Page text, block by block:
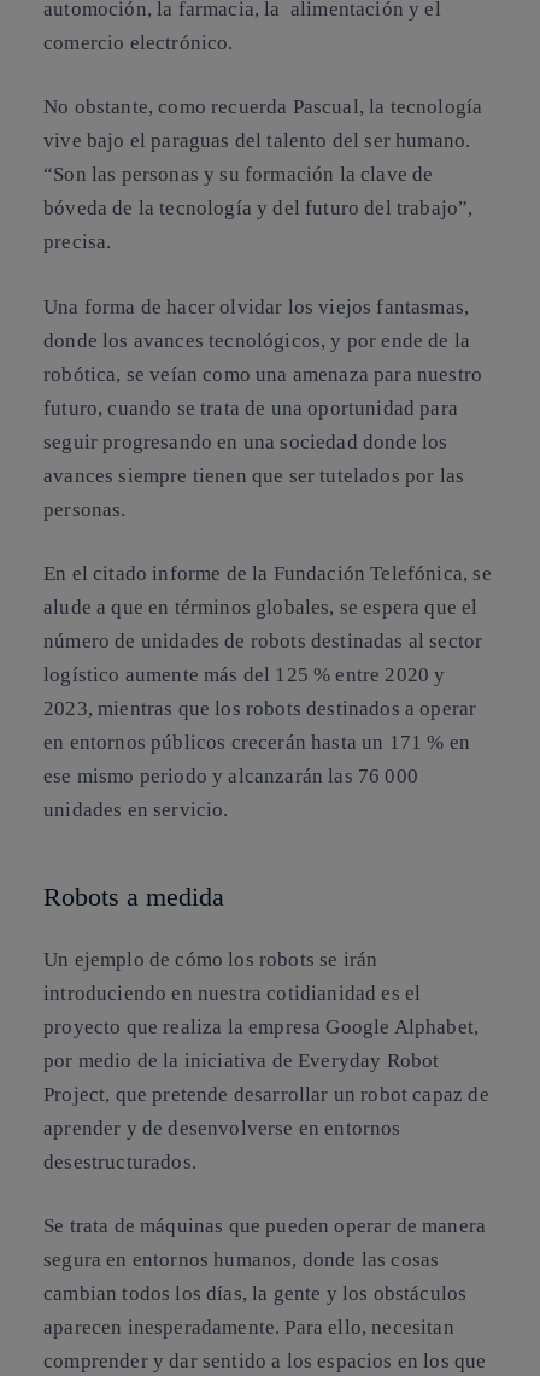
automoción, la farmacia, la alimentación y el
comercio electrónico.
No obstante, como recuerda Pascual, la tecnología
vive bajo el paraguas deltalento del ser humano.
“Son las personas y su formación la clave de
bóveda de la tecnología y del futuro del trabajo”,
precisa.
Una forma de hacer olvidar los viejos fantasmas,
donde los avances tecnológicos, y por ende de la
robótica, se veían como una amenaza para nuestro
futuro, cuando se trata de una oportunidad para
seguir progresando en una sociedad donde los
avances siempre tienen que ser tutelados por las
personas.
En el citado informe de la Fundación Telefónica, se
alude a que en términos globales, se espera que el
número de unidades de robots destinadas al sector
logístico aumente más del 125 % entre 2020 y
2023, mientras que los robots destinados a operar
en entornos públicos crecerán hasta un 171 % en
ese mismo periodo y alcanzarán las 76 000
unidades en servicio.
Robots a medida
Un ejemplo de cómo los robots se irán
introduciendo en nuestra cotidianidad es el
proyecto que realiza la empresaGoogle Alphabet,
por medio de la iniciativa deEveryday Robot
Project, que pretende desarrollar un robot capaz de
aprender y de desenvolverse en entornos
desestructurados.
Se trata de máquinas que pueden operar de manera
segura en entornos humanos, donde las cosas
cambian todos los días, la gente y los obstáculos
aparecen inesperadamente. Para ello, necesitan
comprender y dar sentido a los espacios en los que